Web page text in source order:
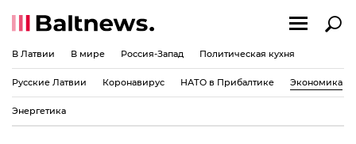
В Латвии В мире Россия-Запад Политическая кухня
Русские Латвии Коронавирус НАТО в Прибалтике Экономика
Энергетика